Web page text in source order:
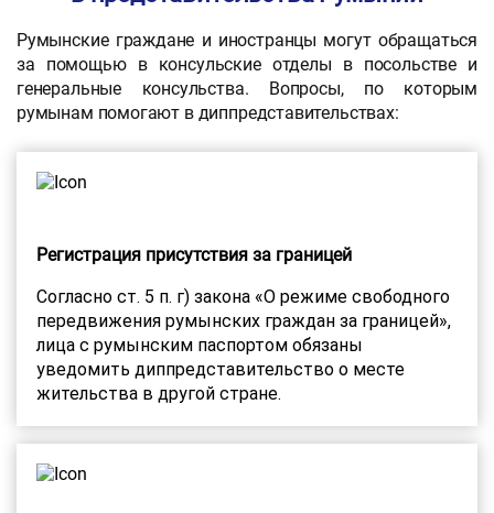
Румынские граждане и иностранцы могут обращаться
за помощью в консульские отделы в посольстве и
генеральные консульства. Вопросы, по которым
румынам помогают в диппредставительствах:
Регистрация присутствия за границей
Согласно ст. 5 п. г) закона «О режиме свободного
передвижения румынских граждан за границей»,
лица с румынским паспортом обязаны
уведомить диппредставительство о месте
жительства в другой стране.